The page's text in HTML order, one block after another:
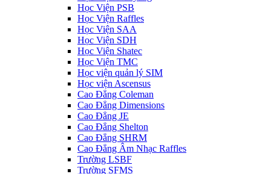
Học Viện PSB
Học Viện Raffles
Học Viện SAA
Học Viện SDH
Học Viện Shatec
Học Viện TMC
Học viện quản lý SIM
Học viện Ascensus
Cao Đẳng Coleman
Cao Đẳng Dimensions
Cao Đẳng JE
Cao Đẳng Shelton
Cao Đẳng SHRM
Cao Đẳng Âm Nhạc Raffles
Trường LSBF
Trường SFMS